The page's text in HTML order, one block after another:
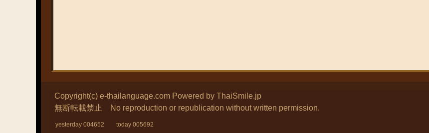
Copyright(c) e-thailanguage.com Powered by ThaiSmile.jp
無断転載禁止 No reproduction or republication without written permission.
yesterday 004652 today 005692